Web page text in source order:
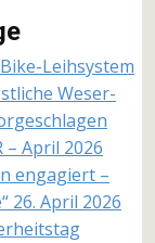
Leihsystem
Weser-
– April 2026
engagiert –
26. April 2026